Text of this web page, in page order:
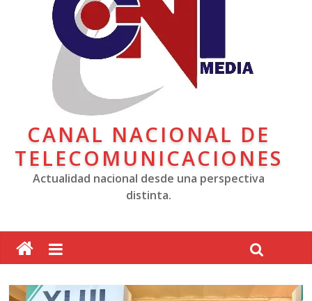
CANAL NACIONAL DE
TELECOMUNICACIONES
Actualidad nacional desde una perspectiva
distinta.